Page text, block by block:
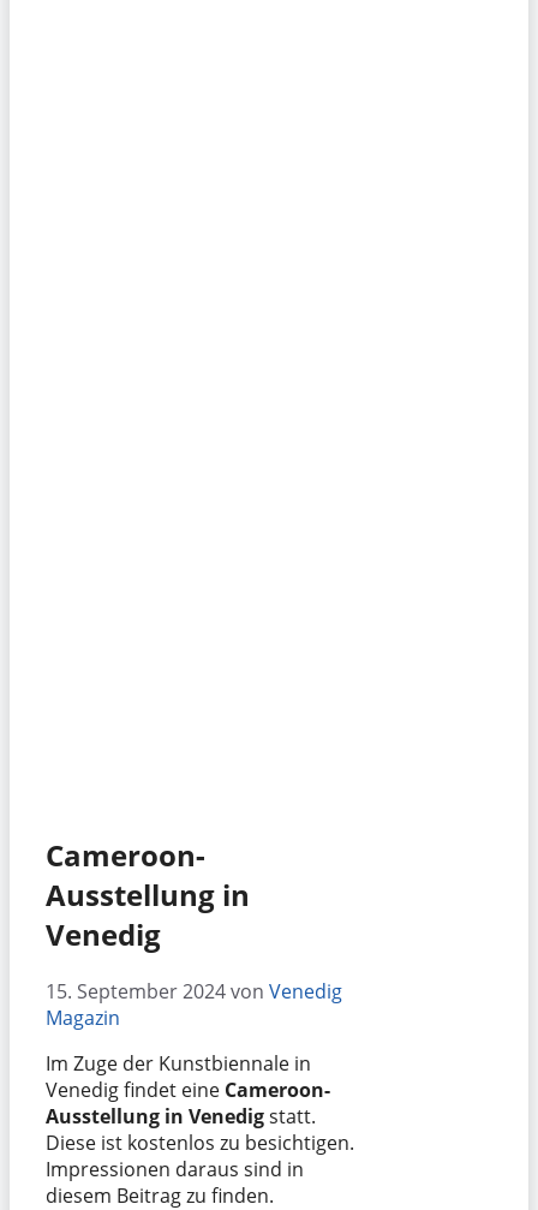
Cameroon-
Ausstellung in
Venedig
15. September 2024von Venedig
Magazin
Im Zuge der Kunstbiennale in
Venedig findet eine Cameroon-
Ausstellung in Venedigstatt.
Diese ist kostenlos zu besichtigen.
Impressionen daraus sind in
diesem Beitrag zu finden.